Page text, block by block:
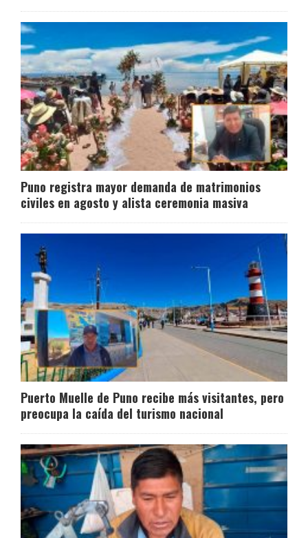
Puno registra mayor demanda de matrimonios
civiles en agosto y alista ceremonia masiva
Puerto Muelle de Puno recibe más visitantes, pero
preocupa la caída del turismo nacional